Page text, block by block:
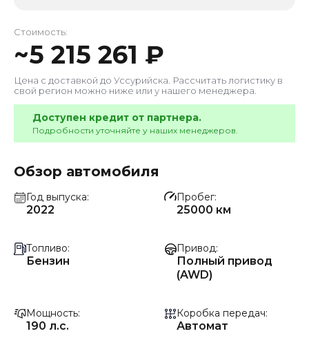
Стоимость:
~5 215 261 ₽
Цена с доставкой до Уссурийска . Рассчитать логистику в
свой регион можно ниже или у нашего менеджера.
Доступен кредит от партнера.
Подробности уточняйте у наших менеджеров.
Обзор автомобиля
Год выпуска
2022
Пробег
25000 км
Топливо
Бензин
Привод
Полный привод
(AWD)
Мощность
190 л.с.
Коробка передач
Автомат